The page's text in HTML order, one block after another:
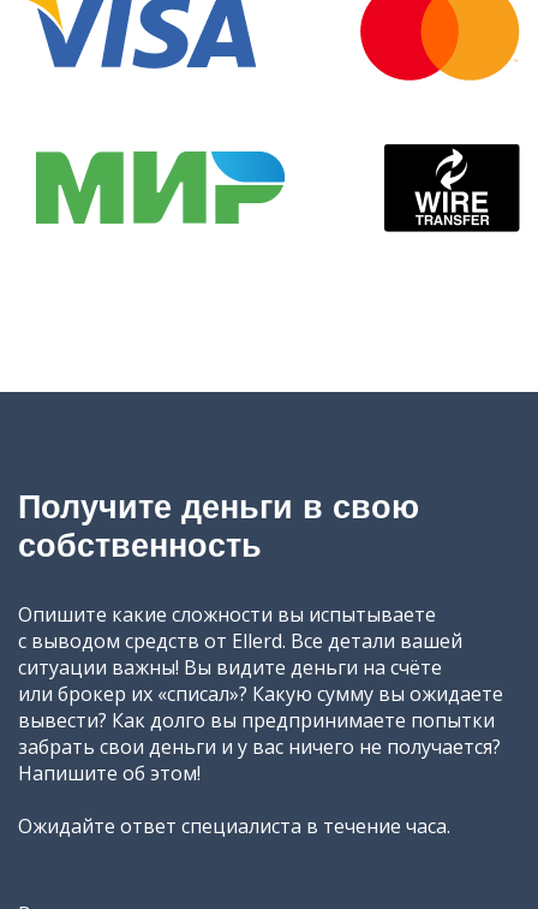
Получите деньги в свою
собственность
Опишите какие сложности вы испытываете
с выводом средств от Ellerd. Все детали вашей
ситуации важны! Вы видите деньги на счёте
или брокер их «списал»? Какую сумму вы ожидаете
вывести? Как долго вы предпринимаете попытки
забрать свои деньги и у вас ничего не получается?
Напишите об этом!
Ожидайте ответ специалиста в течение часа.